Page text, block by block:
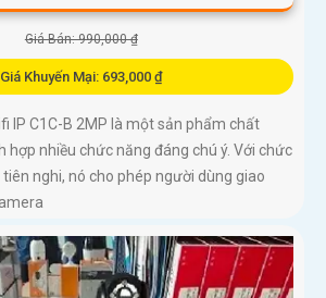
Giá Bán: 990,000 ₫
Giá Khuyến Mại: 693,000 ₫
IP C1C-B 2MP là một sản phẩm chất
hợp nhiều chức năng đáng chú ý. Với chức
nghi, nó cho phép người dùng giao